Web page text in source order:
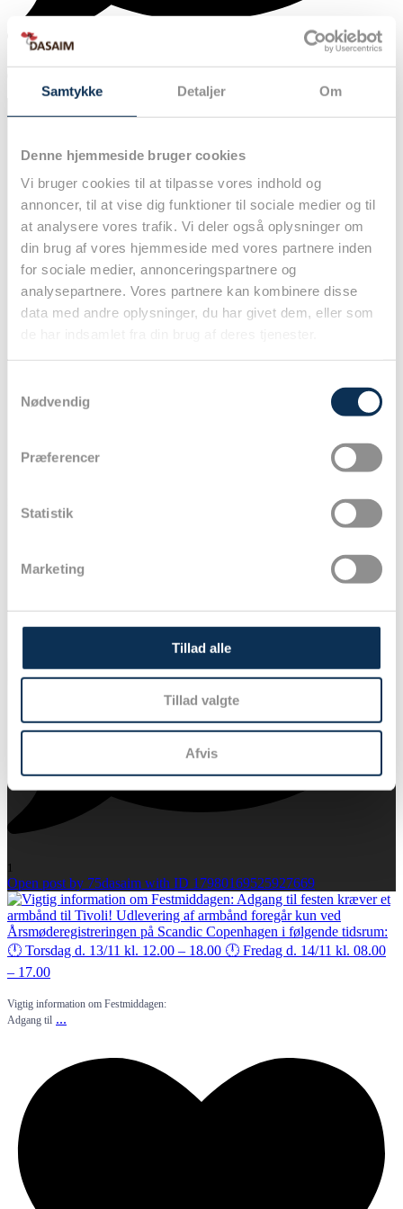
Samtykke Detaljer Om
Denne hjemmeside bruger cookies
Vi bruger cookies til at tilpasse vores indhold og
annoncer, til at vise dig funktioner til sociale medier og til
at analysere vores trafik. Vi deler også oplysninger om
din brug af vores hjemmeside med vores partnere inden
for sociale medier, annonceringspartnere og
analysepartnere. Vores partnere kan kombinere disse
data med andre oplysninger, du har givet dem, eller som
Nødvendig
Præferencer
Statistik
Marketing
Tillad alle
Tillad valgte
Afvis
Adgang til...
1
Open post by 75dasaim with ID 17980169525927669
Vigtig information om Festmiddagen:
Adgang til ...